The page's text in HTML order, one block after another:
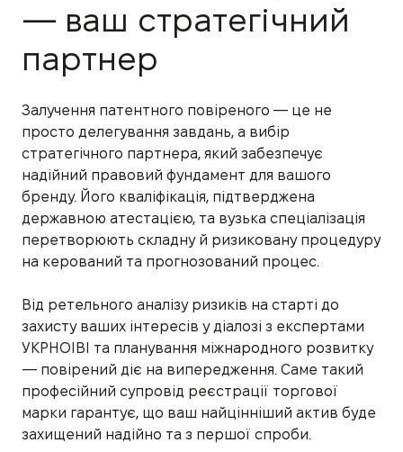
— ваш стратегічний
партнер
Залучення патентного повіреного — це не
просто делегування завдань, а вибір
стратегічного партнера, який забезпечує
надійний правовий фундамент для вашого
бренду. Його кваліфікація, підтверджена
державною атестацією, та вузька спеціалізація
перетворюють складну й ризиковану процедуру
на керований та прогнозований процес.
Від ретельного аналізу ризиків на старті до
захисту ваших інтересів у діалозі з експертами
УКРНОІВІ та планування міжнародного розвитку
— повірений діє на випередження. Саме такий
професійний супровід реєстрації торгової
марки гарантує, що ваш найцінніший актив буде
захищений надійно та з першої спроби.